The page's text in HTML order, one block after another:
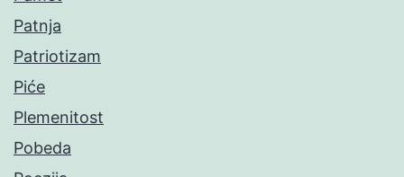
Patnja
Patriotizam
Piće
Plemenitost
Pobeda